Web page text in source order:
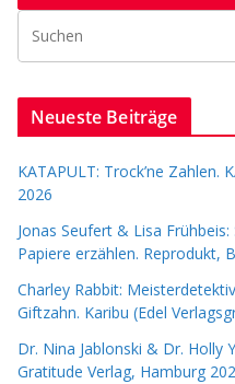
Neueste Beiträge
KATAPULT: Trock’ne Zahlen.
2026
Jonas Seufert & Lisa
Papiere erzählen. Reprodukt,
Charley Rabbit:
Giftzahn. Karibu (Edel
Dr. Nina Jablonski & Dr. Holly
Gratitude Verlag, Hamburg